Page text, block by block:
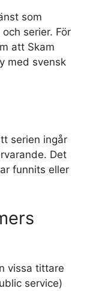
som
serier. För
att Skam
med svensk
serien ingår
Det
funnits eller
vissa tittare
service)